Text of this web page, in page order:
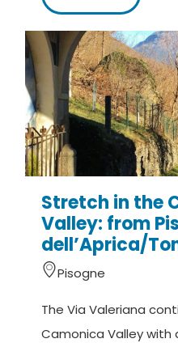
DE –Sobald man Marone
hat, biegt man in
Auf der Provinzstraße
nimmt man die Ausfahrt
rechts in Richtung Zone
Parkplätze in Cislano
oder in der Nähe vom
Stretch in the
Valley: from
dell’Aprica/
Pisogne
The Via Valeriana
Camonica Valley with